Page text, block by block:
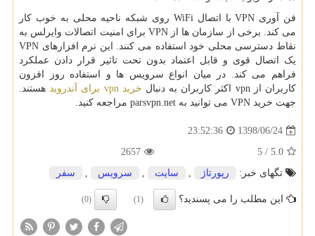
فن آوری VPN با اتصال WiFi روی شبکه ناحیه محلی به خوب کار
می کند. برخی از سازمان ها از VPN برای امنیت اتصالات وایرلس به
نقاط دسترسی محلی خود استفاده می کنند. این نرم افزارهای VPN
یک اتصال قوی و قابل اعتماد بدون تحت تاثیر قرار دادن عملکرد
فراهم می کند. در میان انواع سرویس ها و استفاده روز افزون
کاربران از vpn اکثر کاربران به دنبال
خرید vpn برای آندروید
هستند.
جهت خرید VPN می توانید به parsvpn.net مراجعه کنید.
1398/06/24
23:52:36
5.0
/
5
2657
تگهای خبر:
رپورتاژ , سایت , سرویس , سفر
این مطلب را می پسندید؟ (1)
(0)